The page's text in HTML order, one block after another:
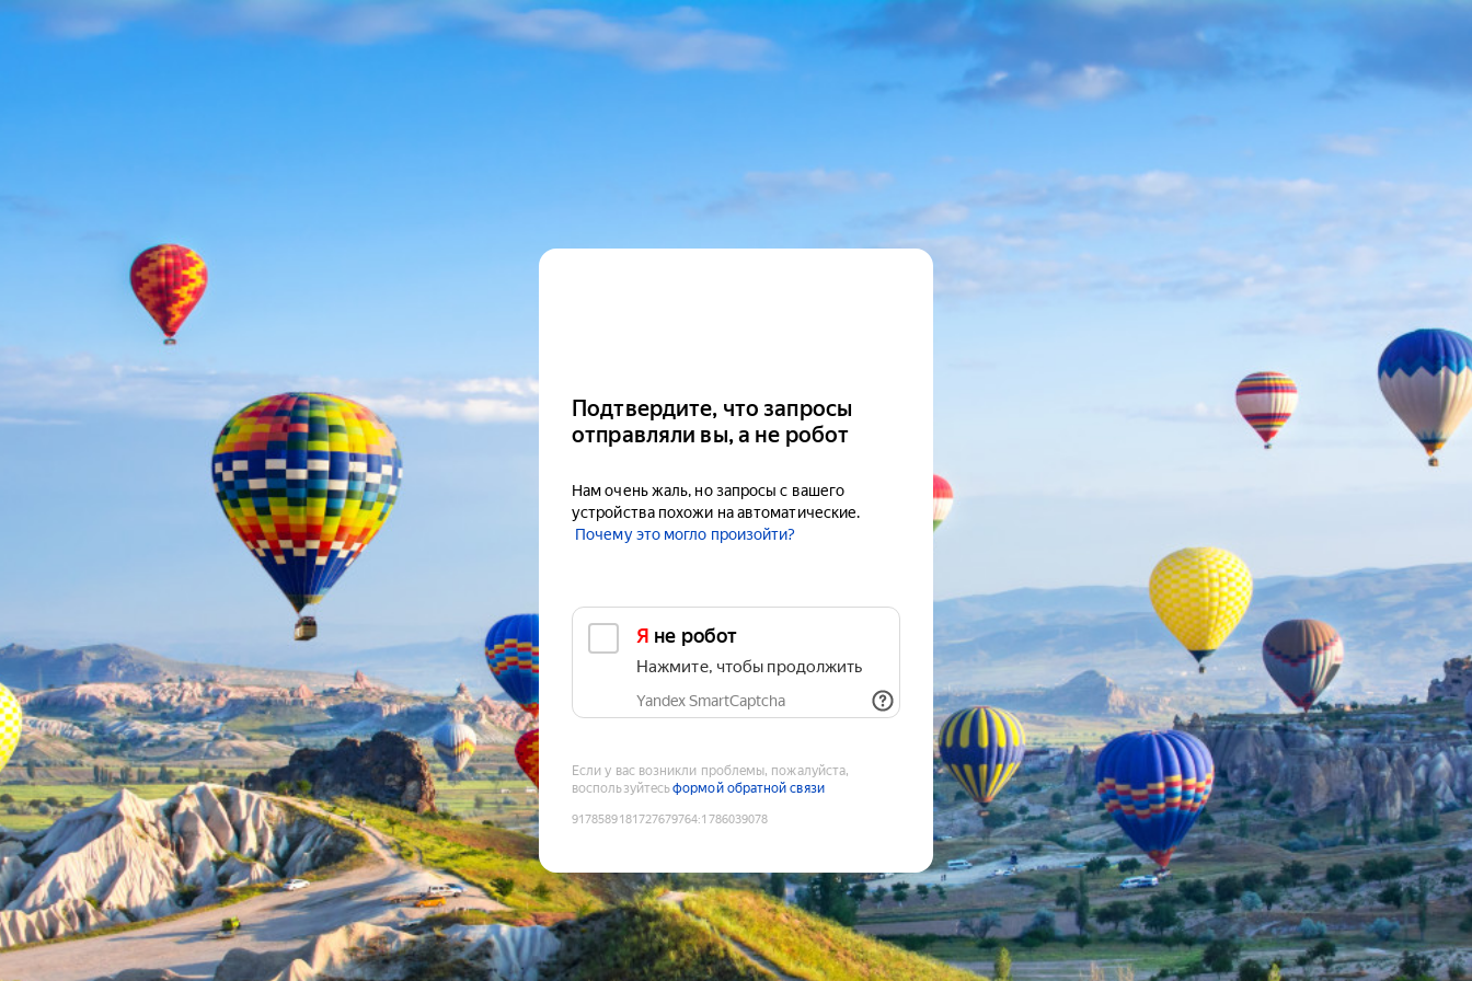
Подтвердите, что запросы
отправляли вы, а не робот
Нам очень жаль, но запросы с вашего
устройства похожи на автоматические.
Почему это могло произойти?
Я не робот
Нажмите, чтобы продолжить
Yandex SmartCaptcha
Если у вас возникли проблемы, пожалуйста,
воспользуйтесьформой обратной связи
9178589181727679764:1786039078